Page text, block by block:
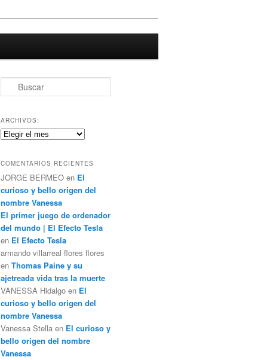
u
c
a
r
ARCHIVOS:
Archivos:
COMENTARIOS RECIENTES
JORGE BERMEO en El
curioso y bello origen del
nombre Vanessa
El primer juego de ordenador
del mundo | El Efecto Tesla
en El Efecto Tesla
armando villarreal flores flores
en Thomas Paine y su
ajetreada vida tras la muerte
VANESSA Hidalgo en El
curioso y bello origen del
nombre Vanessa
Vanessa Stella en El curioso y
bello origen del nombre
Vanessa